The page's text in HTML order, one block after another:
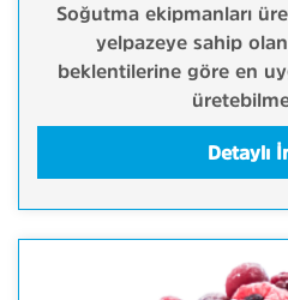
Soğutma ekipmanları
yelpazeye sahip olan
beklentilerine göre en
Detaylı